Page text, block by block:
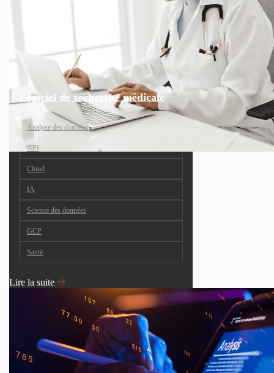
Logiciel de recherche médicale
Analyse des données
API
Cloud
IA
Science des données
GCP
Santé
Lire la suite